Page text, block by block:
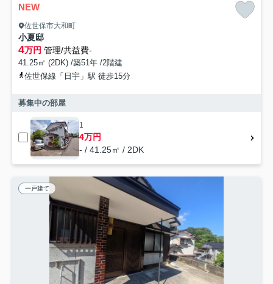
NEW
佐世保市大和町
小夏邸
4万円 管理/共益費-
41.25㎡ (2DK) /築51年 /2階建
佐世保線「日宇」駅 徒歩15分
募集中の部屋
1
4万円
- / 41.25㎡ / 2DK
一戸建て